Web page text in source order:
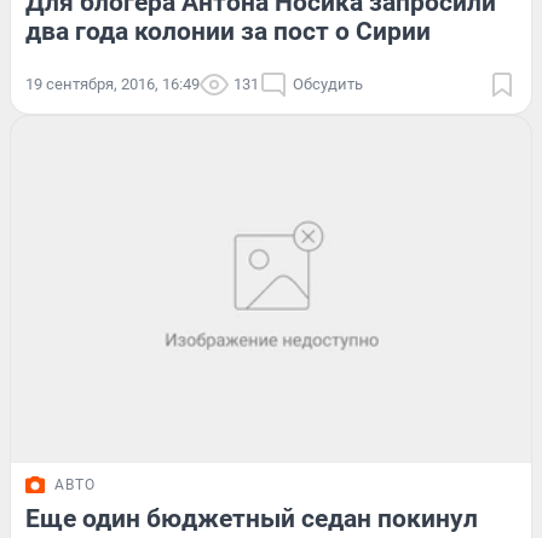
два года колонии за пост о Сирии
19 сентября, 2016, 16:49 131 Обсудить
АВТО
Еще один бюджетный седан покинул